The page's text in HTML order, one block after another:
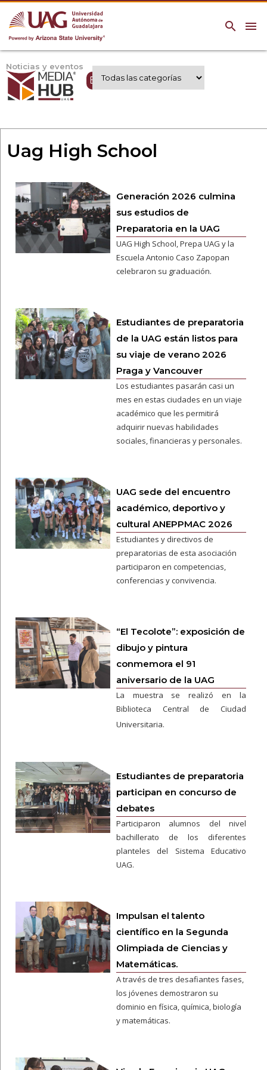
menu
search
Noticias y eventos
Expertos UAG
Uag High School
Generación 2026 culmina
sus estudios de
Preparatoria en la UAG
UAG High School, Prepa UAG y la
Escuela Antonio Caso Zapopan
celebraron su graduación.
Estudiantes de preparatoria
de la UAG están listos para
su viaje de verano 2026
Praga y Vancouver
Los estudiantes pasarán casi un
mes en estas ciudades en un viaje
académico que les permitirá
adquirir nuevas habilidades
sociales, financieras y personales.
UAG sede del encuentro
académico, deportivo y
cultural ANEPPMAC 2026
Estudiantes y directivos de
preparatorias de esta asociación
participaron en competencias,
conferencias y convivencia.
“El Tecolote”: exposición de
dibujo y pintura
conmemora el 91
aniversario de la UAG
La muestra se realizó en la
Biblioteca Central de Ciudad
Universitaria.
Estudiantes de preparatoria
participan en concurso de
debates
Participaron alumnos del nivel
bachillerato de los diferentes
planteles del Sistema Educativo
UAG.
Impulsan el talento
científico en la Segunda
Olimpiada de Ciencias y
Matemáticas.
A través de tres desafiantes fases,
los jóvenes demostraron su
dominio en física, química, biología
y matemáticas.